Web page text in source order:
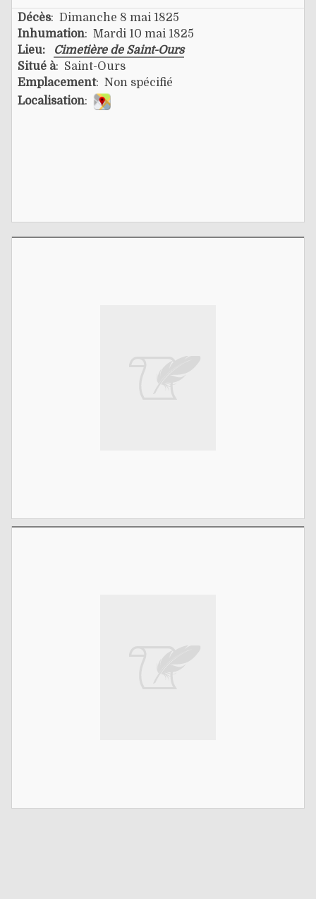
Décès: Dimanche 8 mai 1825
Inhumation: Mardi 10 mai 1825
Lieu:
Cimetière de Saint-Ours
Situé à: Saint-Ours
Emplacement: Non spécifié
Localisation: